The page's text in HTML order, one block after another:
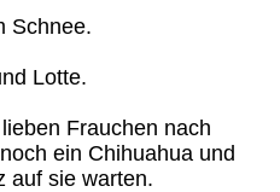
Schnee.
Lotte.
Frauchen nach
ein Chihuahua und
auf sie warten.